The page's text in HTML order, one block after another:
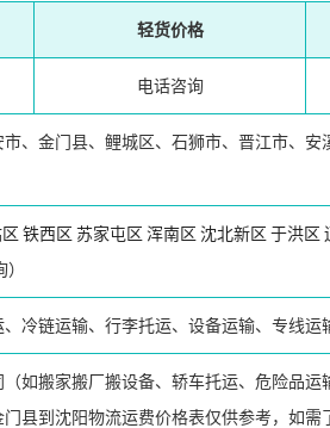
轻货价格
电话咨询
、金门县、鲤城区、石狮市、晋江市、安
铁西区 苏家屯区 浑南区 沈北新区 于洪区
冷链运输、行李托运、设备运输、专线运
如搬家搬厂搬设备、轿车托运、危险品
县到沈阳物流运费价格表仅供参考，如需